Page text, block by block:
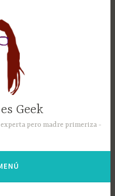
Geek
pero madre primeriza